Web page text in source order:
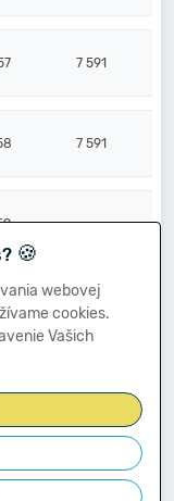
7 591
7 591
10 267
🍪
webovej
cookies.
Vašich